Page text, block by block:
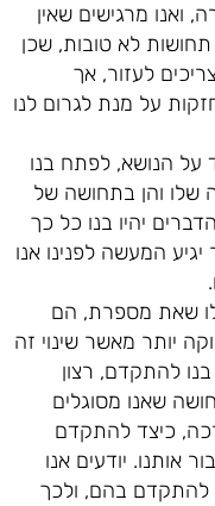
ואנו מרגישים שאין
תחושות לא טובות, שכן
צריכים לעזור, אך
על מנת לגרום לנו
על הנושא, לפתח בנו
שלו והן בתחושה של
יהיו בנו כל כך
המעשה לפנינו אנו
שאת מספרת, הם
יותר מאשר שינוי זה
להתקדם, רצון
שאנו מסוגלים
כיצד להתקדם
אותנו. יודעים אנו
להתקדם בהם, ולכך